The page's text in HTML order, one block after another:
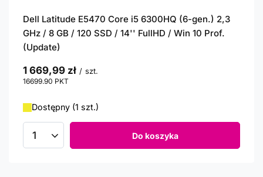
Dell Latitude E5470 Core i5 6300HQ (6-gen.) 2,3
GHz / 8 GB / 120 SSD / 14'' FullHD / Win 10 Prof.
(Update)
1 669,99 zł / szt.
16699.90 PKT
Dostępny (1 szt.)
Ilość produktów Do koszyka